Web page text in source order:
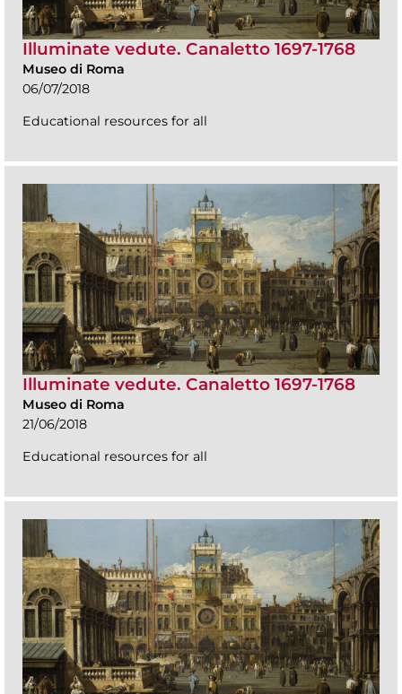
Illuminate vedute. Canaletto 1697-1768
Museo di Roma
06/07/2018
Educational resources for all
Illuminate vedute. Canaletto 1697-1768
Museo di Roma
21/06/2018
Educational resources for all